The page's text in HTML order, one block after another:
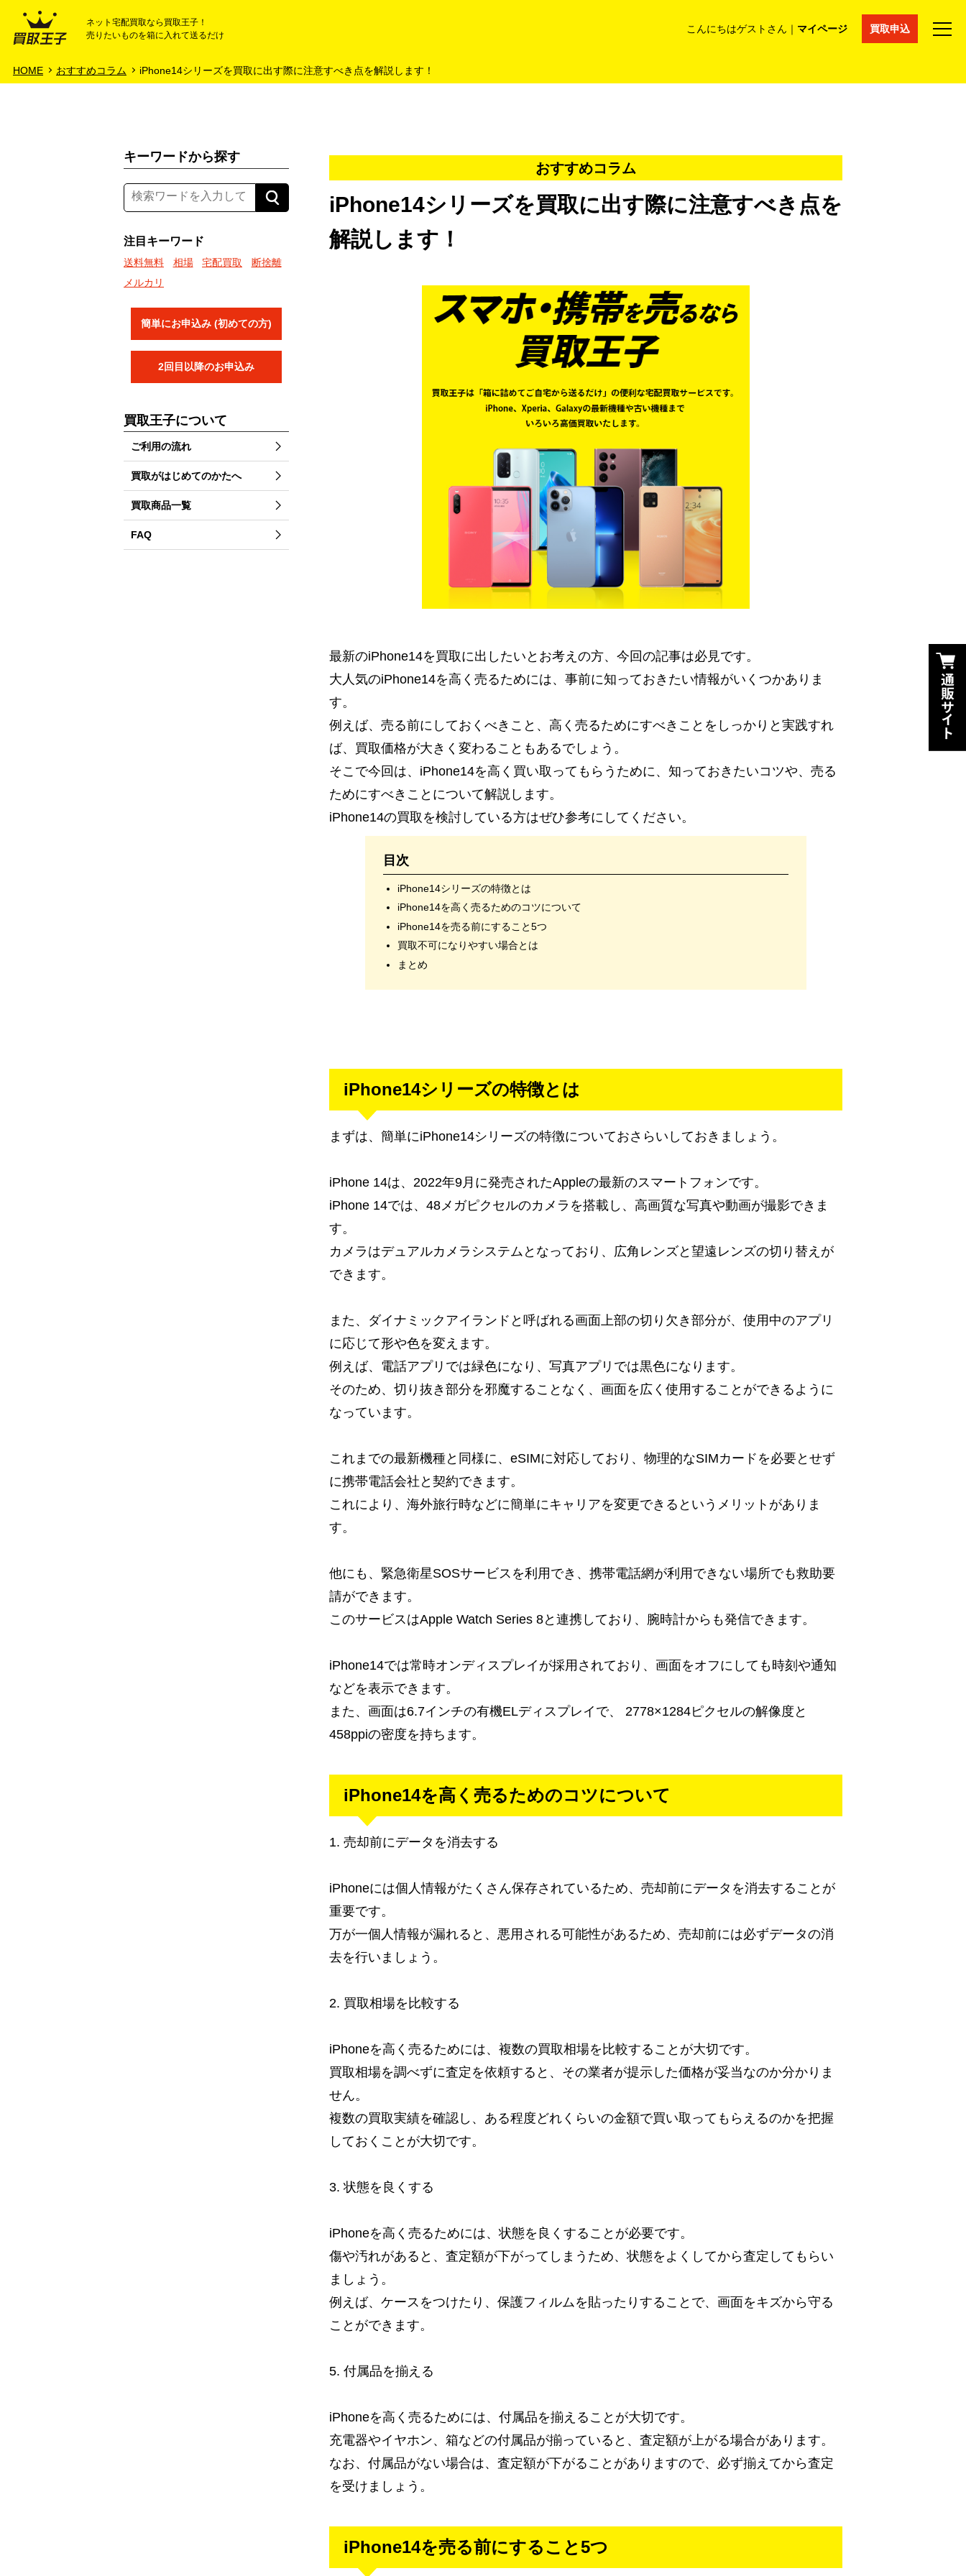
こんにちはゲストさん｜ マイページ 買取申込
HOME コラム マイページ 採用情報 通販サイト
ネット宅配買取なら買取王子！
売りたいものを箱に入れて送るだけ
HOME おすすめコラム iPhone14シリーズを買取に出す際に注意すべき点を解説します！
キーワードから探す
注目キーワード
送料無料 相場 宅配買取
断捨離
メルカリ
簡単にお申込み (初めての方)
2回目以降のお申込み
買取王子について
ご利用の流れ
買取がはじめてのかたへ
買取商品一覧
FAQ
おすすめコラム
iPhone14シリーズを買取に出す際に注意すべき点を
解説します！
最新のiPhone14を買取に出したいとお考えの方、今回の記事は必見です。
大人気のiPhone14を高く売るためには、事前に知っておきたい情報がいくつかありま
す。
例えば、売る前にしておくべきこと、高く売るためにすべきことをしっかりと実践すれ
ば、買取価格が大きく変わることもあるでしょう。
そこで今回は、iPhone14を高く買い取ってもらうために、知っておきたいコツや、売る
ためにすべきことについて解説します。
iPhone14の買取を検討している方はぜひ参考にしてください。
目次
iPhone14シリーズの特徴とは
iPhone14を高く売るためのコツについて
iPhone14を売る前にすること5つ
買取不可になりやすい場合とは
まとめ
iPhone14シリーズの特徴とは
まずは、簡単にiPhone14シリーズの特徴についておさらいしておきましょう。
iPhone 14は、2022年9月に発売されたAppleの最新のスマートフォンです。
iPhone 14では、48メガピクセルのカメラを搭載し、高画質な写真や動画が撮影できま
す。
カメラはデュアルカメラシステムとなっており、広角レンズと望遠レンズの切り替えが
できます。
また、ダイナミックアイランドと呼ばれる画面上部の切り欠き部分が、使用中のアプリ
に応じて形や色を変えます。
例えば、電話アプリでは緑色になり、写真アプリでは黒色になります。
そのため、切り抜き部分を邪魔することなく、画面を広く使用することができるように
なっています。
これまでの最新機種と同様に、eSIMに対応しており、物理的なSIMカードを必要とせず
に携帯電話会社と契約できます。
これにより、海外旅行時などに簡単にキャリアを変更できるというメリットがありま
す。
他にも、緊急衛星SOSサービスを利用でき、携帯電話網が利用できない場所でも救助要
請ができます。
このサービスはApple Watch Series 8と連携しており、腕時計からも発信できます。
iPhone14では常時オンディスプレイが採用されており、画面をオフにしても時刻や通知
などを表示できます。
また、画面は6.7インチの有機ELディスプレイで、 2778×1284ピクセルの解像度と
458ppiの密度を持ちます。
iPhone14を高く売るためのコツについて
1. 売却前にデータを消去する
iPhoneには個人情報がたくさん保存されているため、売却前にデータを消去することが
重要です。
万が一個人情報が漏れると、悪用される可能性があるため、売却前には必ずデータの消
去を行いましょう。
2. 買取相場を比較する
iPhoneを高く売るためには、複数の買取相場を比較することが大切です。
買取相場を調べずに査定を依頼すると、その業者が提示した価格が妥当なのか分かりま
せん。
複数の買取実績を確認し、ある程度どれくらいの金額で買い取ってもらえるのかを把握
しておくことが大切です。
3. 状態を良くする
iPhoneを高く売るためには、状態を良くすることが必要です。
傷や汚れがあると、査定額が下がってしまうため、状態をよくしてから査定してもらい
ましょう。
例えば、ケースをつけたり、保護フィルムを貼ったりすることで、画面をキズから守る
ことができます。
5. 付属品を揃える
iPhoneを高く売るためには、付属品を揃えることが大切です。
充電器やイヤホン、箱などの付属品が揃っていると、査定額が上がる場合があります。
なお、付属品がない場合は、査定額が下がることがありますので、必ず揃えてから査定
を受けましょう。
iPhone14を売る前にすること5つ